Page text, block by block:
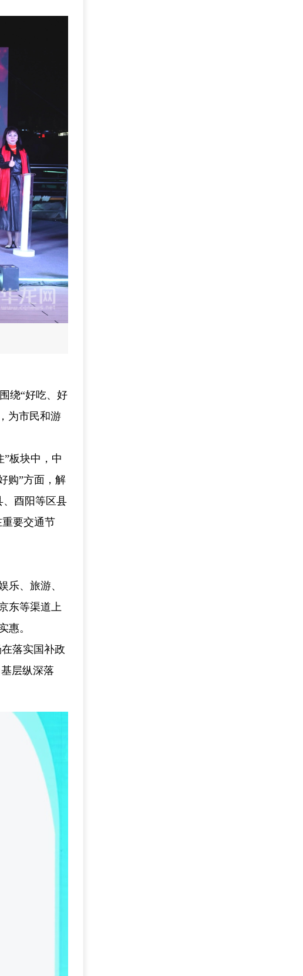
绕“好吃、好
为市民和游
”板块中，中
购”方面，解
、酉阳等区县
要交通节
乐、旅游、
东等渠道上
惠。
落实国补政
层纵深落